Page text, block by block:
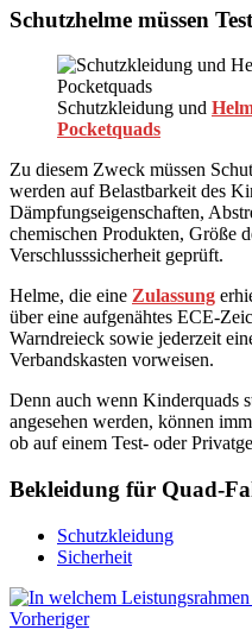
Schutzhelme müssen
Schutzkleidung und
Pocketquads
Zu diesem Zweck müssen
werden auf Belastbarkeit des
Dämpfungseigenschaften,
chemischen Produkten, Größe
Verschlusssicherheit geprüft.
Helme, die eine Zulassung
über eine aufgenähtes ECE-
Warndreieck sowie jederzeit
Verbandskasten vorweisen.
Denn auch wenn Kinderquads
angesehen werden, können
ob auf einem Test- oder
Bekleidung für Quad-
Schutzkleidung
Sicherheit
Vorheriger